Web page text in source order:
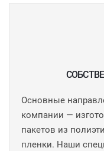
Основные
компании —
пакетов из
пленки. Наши